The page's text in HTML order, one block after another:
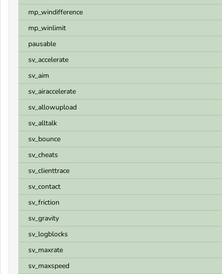
mp_windifference
mp_winlimit
pausable
sv_accelerate
sv_aim
sv_airaccelerate
sv_allowupload
sv_alltalk
sv_bounce
sv_cheats
sv_clienttrace
sv_contact
sv_friction
sv_gravity
sv_logblocks
sv_maxrate
sv_maxspeed